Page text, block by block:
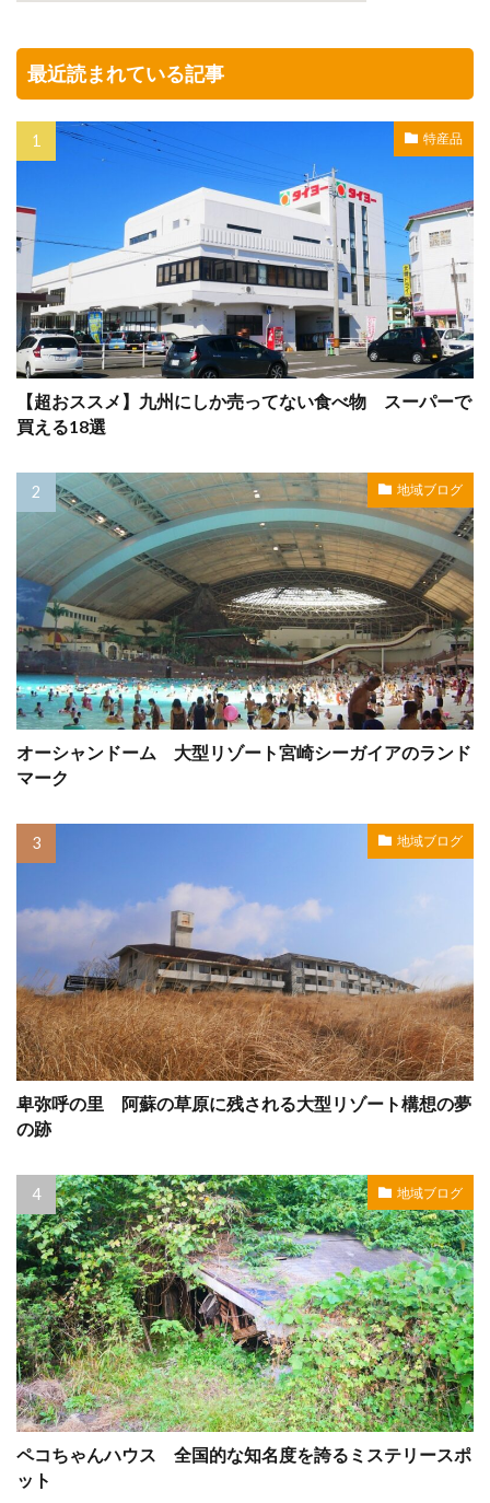
最近読まれている記事
特産品
【超おススメ】九州にしか売ってない食べ物 スーパーで
買える18選
地域ブログ
オーシャンドーム 大型リゾート宮崎シーガイアのランド
マーク
地域ブログ
卑弥呼の里 阿蘇の草原に残される大型リゾート構想の夢
の跡
地域ブログ
ペコちゃんハウス 全国的な知名度を誇るミステリースポ
ット